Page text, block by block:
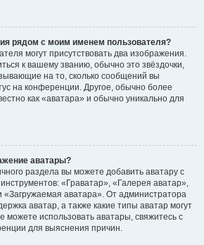
рядом с моим именем пользователя?
могут присутствовать два изображения.
к вашему званию, обычно это звёздочки,
на то, сколько сообщений вы
на конференции. Другое, обычно более
как «аватара» и обычно уникально для
аватары?
раздела вы можете добавить аватару с
«Граватар», «Галерея аватар»,
аватара». От администратора
аватар, а также какие типы аватар могут
можете использовать аватары, свяжитесь с
для выяснения причин.